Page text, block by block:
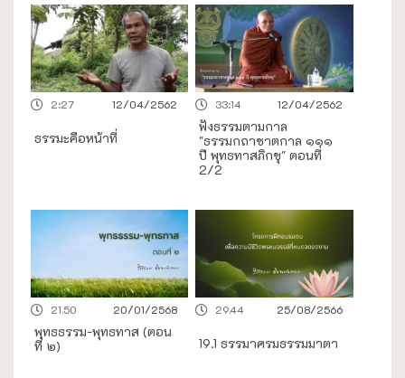
12/04/2562
2:27
ธรรมะคือหน้าที่
12/04/2562
33:14
ฟังธรรมตามกาล
"ธรรมกถาชาตกาล ๑๑๑
ปี พุทธทาสภิกขุ" ตอนที่
2/2
20/01/2568
21.50
พุทธธรรม-พุทธทาส (ตอน
ที่ ๒)
25/08/2566
29.44
19.1 ธรรมาศรมธรรมมาตา